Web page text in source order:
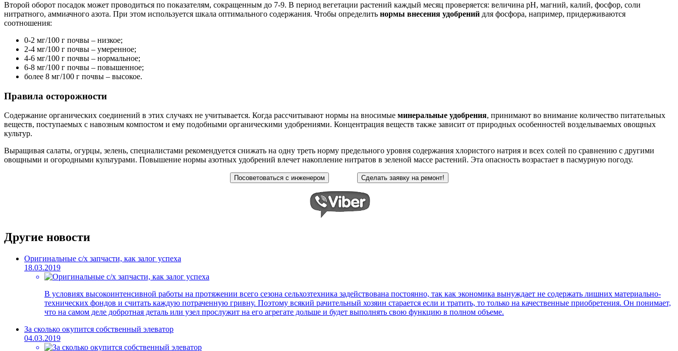
Второй оборот посадок может проводиться по показателям, сокращенным до 7-9. В период вегетации растений каждый месяц проверяется: величина pH, магний, калий, фосфор, соли
нитратного, аммиачного азота. При этом используется шкала оптимального содержания. Чтобы определить нормы внесения удобрений для фосфора, например, придерживаются
соотношения:
0-2 мг/100 г почвы – низкое;
2-4 мг/100 г почвы – умеренное;
4-6 мг/100 г почвы – нормальное;
6-8 мг/100 г почвы – повышенное;
более 8 мг/100 г почвы – высокое.
Правила осторожности
Содержание органических соединений в этих случаях не учитывается. Когда рассчитывают нормы на вносимые минеральные удобрения, принимают во внимание количество питательных
веществ, поступаемых с навозным компостом и ему подобными органическими удобрениями. Концентрация веществ также зависит от природных особенностей возделываемых овощных
культур.
Выращивая салаты, огурцы, зелень, специалистами рекомендуется снижать на одну треть норму предельного уровня содержания хлористого натрия и всех солей по сравнению с другими
овощными и огородными культурами. Повышение нормы азотных удобрений влечет накопление нитратов в зеленой массе растений. Эта опасность возрастает в пасмурную погоду.
Другие новости
Оригинальные с/х запчасти, как залог успеха
18.03.2019
В условиях высокоинтенсивной работы на протяжении всего сезона сельхозтехника задействована постоянно, так как экономика вынуждает не содержать лишних материально-
технических фондов и считать каждую потраченную гривну. Поэтому всякий рачительный хозяин старается если и тратить, то только на качественные приобретения. Он понимает,
что на самом деле добротная деталь или узел прослужит на его агрегате дольше и будет выполнять свою функцию в полном объеме.
За сколько окупится собственный элеватор
04.03.2019